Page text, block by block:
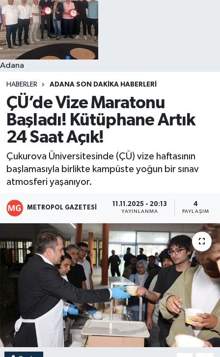
Adana
HABERLER ADANA SON DAKIKA HABERLERI
ÇÜ’de Vize Maratonu
Başladı! Kütüphane Artık
24 Saat Açık!
Çukurova Üniversitesinde (ÇÜ) vize haftasının
başlamasıyla birlikte kampüste yoğun bir sınav
atmosferi yaşanıyor.
METROPOL GAZETESI 11.11.2025 - 20:13
YAYINLANMA
4
PAYLAŞIM
Resmi İlanlar